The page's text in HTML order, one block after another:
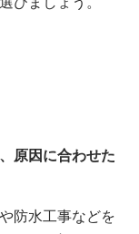
原因に合わせた
防水工事などを